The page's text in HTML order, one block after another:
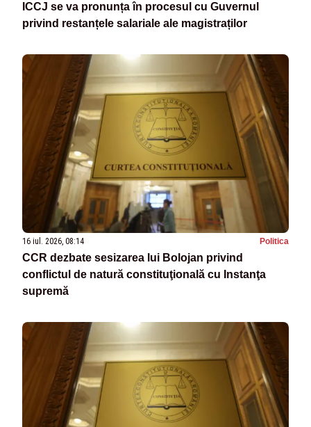
ICCJ se va pronunța în procesul cu Guvernul
privind restanțele salariale ale magistraților
16 iul. 2026, 08:14 Politica
CCR dezbate sesizarea lui Bolojan privind
conflictul de natură constituţională cu Instanţa
supremă